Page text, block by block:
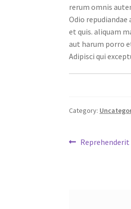
rerum omnis
Odio repudiandae
et quis. aliquam
aut harum porro
Adipisci qui
Category:
Post
Previous